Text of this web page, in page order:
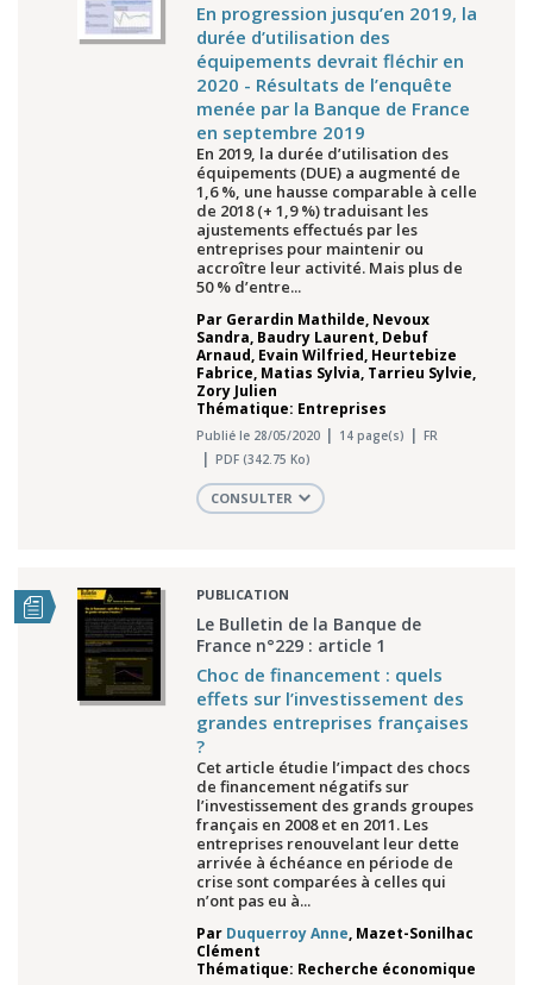
En progression jusqu’en 2019, la
durée d’utilisation des
équipements devrait fléchir en
2020 - Résultats de l’enquête
menée par la Banque de France
en septembre 2019
En 2019, la durée d’utilisation des
équipements (DUE) a augmenté de
1,6 %, une hausse comparable à celle
de 2018 (+ 1,9 %) traduisant les
ajustements effectués par les
entreprises pour maintenir ou
accroître leur activité. Mais plus de
50 % d’entre...
Par Gerardin Mathilde, Nevoux
Sandra, Baudry Laurent, Debuf
Arnaud, Evain Wilfried, Heurtebize
Fabrice, Matias Sylvia, Tarrieu Sylvie,
Zory Julien
Thématique: Entreprises
Publié le 28/05/2020 14 page(s)
FR
PDF (342.75 Ko)
CONSULTER
PUBLICATION
Le Bulletin de la Banque de
France n°229 : article 1
Choc de financement : quels
effets sur l’investissement des
grandes entreprises françaises
?
Cet article étudie l’impact des chocs
de financement négatifs sur
l’investissement des grands groupes
français en 2008 et en 2011. Les
entreprises renouvelant leur dette
arrivée à échéance en période de
crise sont comparées à celles qui
n’ont pas eu à...
Par Duquerroy Anne, Mazet-Sonilhac
Clément
Thématique: Recherche économique